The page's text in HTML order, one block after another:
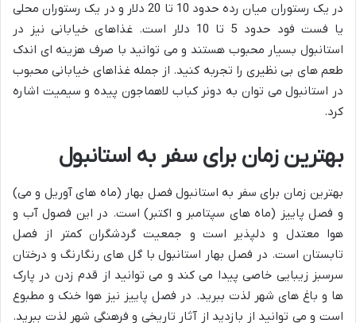
در یک رستوران میان رده حدود 10 تا 20 دلار و در یک رستوران محلی
یا فست فود حدود 5 تا 10 دلار است. غذاهای خیابانی نیز در
استانبول بسیار محبوب هستند و می توانید با صرف هزینه ای اندک
طعم های بی نظیری را تجربه کنید. از جمله غذاهای خیابانی محبوب
در استانبول می توان به دونر کباب لاهماجون پیده و سیمیت اشاره
کرد.
بهترین زمان برای سفر به استانبول
بهترین زمان برای سفر به استانبول فصل بهار (ماه های آوریل و می)
و فصل پاییز (ماه های سپتامبر و اکتبر) است. در این فصول آب و
هوا معتدل و دلپذیر است و جمعیت گردشگران کمتر از فصل
تابستان است. در فصل بهار استانبول با گل های رنگارنگ و درختان
سرسبز زیبایی خاصی پیدا می کند و می توانید از قدم زدن در پارک
ها و باغ های شهر لذت ببرید. در فصل پاییز نیز هوا خنک و مطبوع
است و می توانید از بازدید از آثار تاریخی و فرهنگی شهر لذت ببرید.